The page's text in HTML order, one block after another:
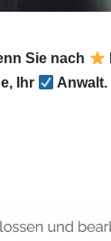
Sie nach
Ihr Anwalt.